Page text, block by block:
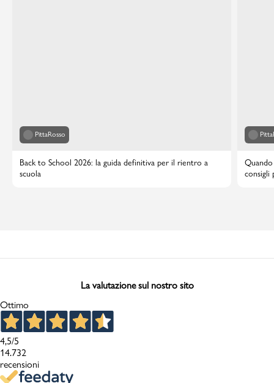
PittaRosso
Back to School 2026: la guida definitiva per il rientro a
scuola
consigli
La valutazione sul nostro sito
Ottimo
4,5/5
14.732
recensioni